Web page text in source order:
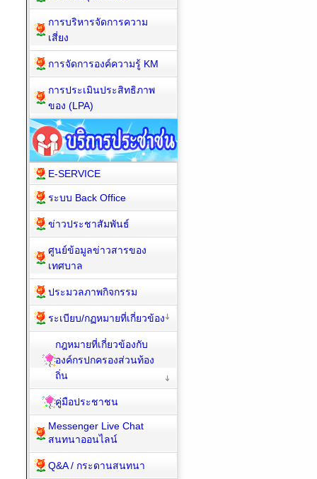
การบริหารจัดการความ
เสี่ยง
การจัดการองค์ความรู้ KM
การประเมินประสิทธิภาพ
ของ (LPA)
E-SERVICE
ระบบ Back Office
ข่าวประชาสัมพันธ์
ศูนย์ข้อมูลข่าวสารของ
เทศบาล
ประมวลภาพกิจกรรม
ระเบียบ/กฏหมายที่เกี่ยวข้อง
กฎหมายที่เกี่ยวข้องกับ
องค์กรปกครองส่วนท้อง
ถิ่น
คู่มือประชาชน
Messenger Live Chat
สนทนาออนไลน์
Q&A / กระดานสนทนา